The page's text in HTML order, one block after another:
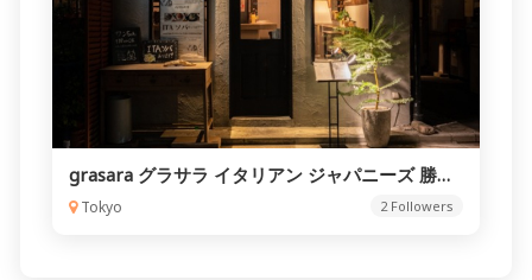
grasara グラサラ イタリアン ジャパニーズ 勝どき
Tokyo 2 Followers